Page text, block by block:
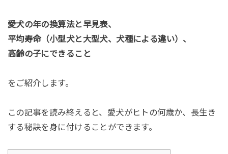
愛犬の年の換算法と早見表、
平均寿命（小型犬と大型犬、犬種による違い）、
高齢の子にできること
をご紹介します。
この記事を読み終えると、愛犬がヒトの何歳か、長生き
する秘訣を身に付けることができます。